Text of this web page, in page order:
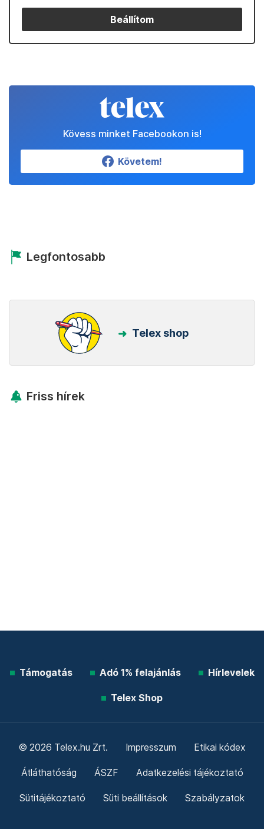
Beállítom
Kövess minket Facebookon is!
Követem!
Legfontosabb
Telex shop
Friss hírek
Támogatás Adó 1% felajánlás Hírlevelek
Telex Shop
© 2026 Telex.hu Zrt. Impresszum Etikai kódex
Átláthatóság ÁSZF Adatkezelési tájékoztató
Sütitájékoztató Süti beállítások Szabályzatok